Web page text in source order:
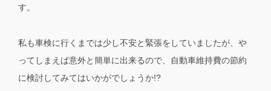
す。
私も車検に行くまでは少し不安と緊張をしていましたが、や
ってしまえば意外と簡単に出来るので、自動車維持費の節約
に検討してみてはいかがでしょうか!?